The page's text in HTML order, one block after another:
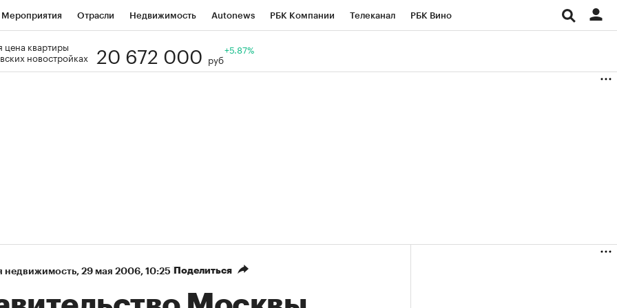
Мероприятия Отрасли Недвижимость Autonews РБК Компании Телеканал РБК Вино
Визионеры
цена квартиры
новостройках
20 672 000 руб
+5.87%
недвижимость⁠, 29 мая 2006, 10:25 Поделиться